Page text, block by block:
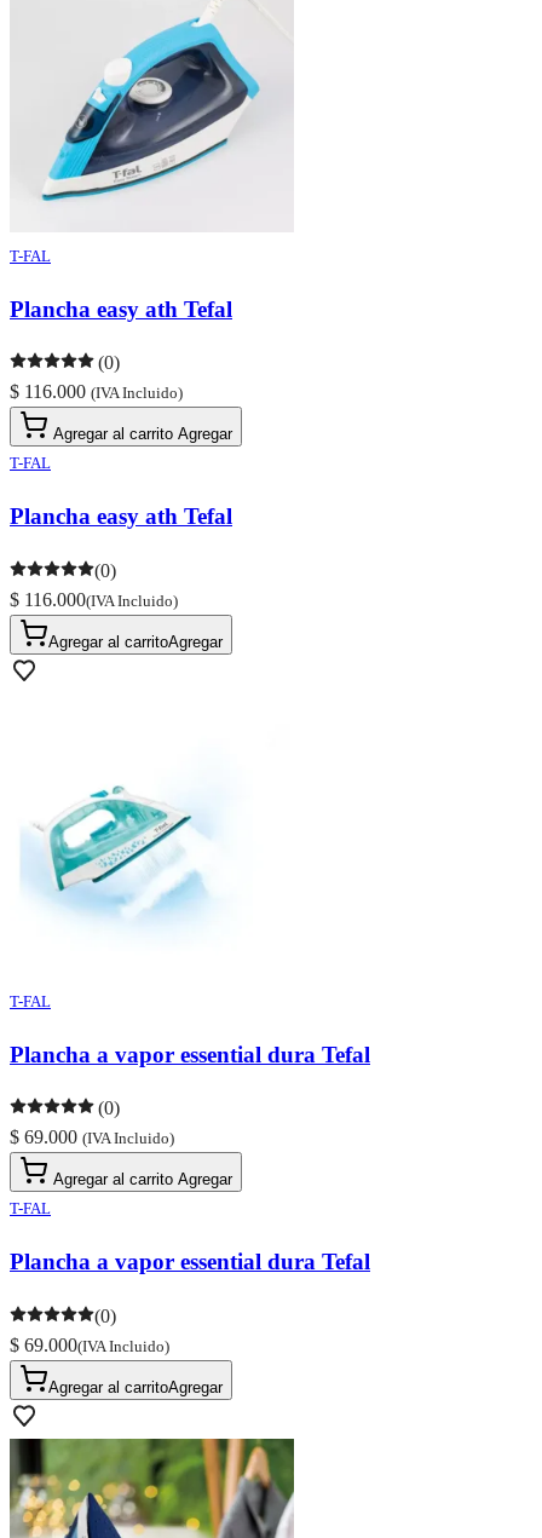
T-FAL
Plancha easy ath Tefal
(0)
$ 116.000 (IVA Incluido)
Agregar al carrito Agregar
T-FAL
Plancha easy ath Tefal
(0)
$ 116.000(IVA Incluido)
Agregar al carritoAgregar
T-FAL
Plancha a vapor essential dura Tefal
(0)
$ 69.000 (IVA Incluido)
Agregar al carrito Agregar
T-FAL
Plancha a vapor essential dura Tefal
(0)
$ 69.000(IVA Incluido)
Agregar al carritoAgregar